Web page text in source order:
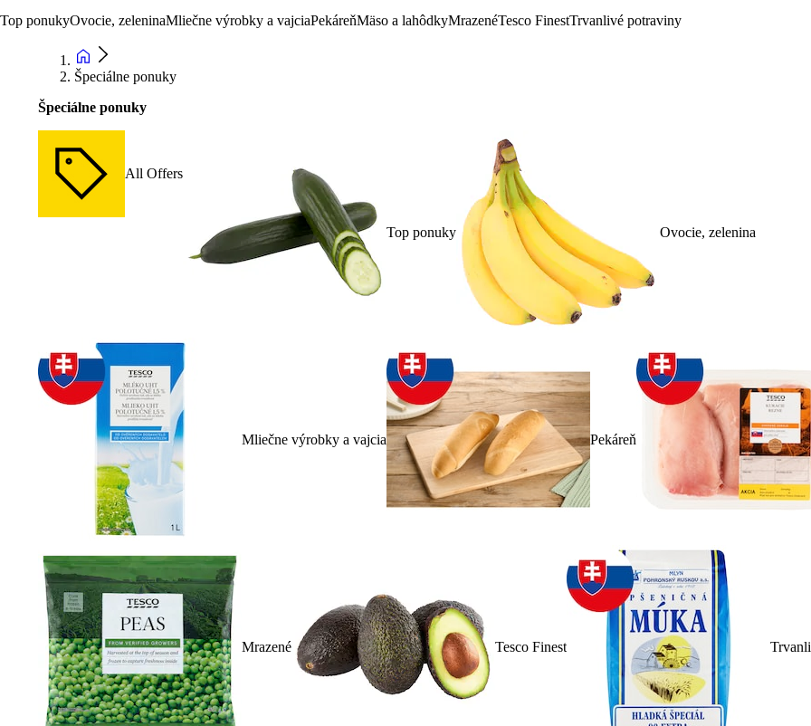
Top ponukyOvocie, zeleninaMliečne výrobky a vajciaPekáreňMäso a lahôdkyMrazenéTesco FinestTrvanlivé potraviny
Špeciálne ponuky
Špeciálne ponuky
All Offers
Top ponuky Ovocie, zelenina
Mliečne výrobky a vajcia Pekáreň
Mrazené Tesco Finest